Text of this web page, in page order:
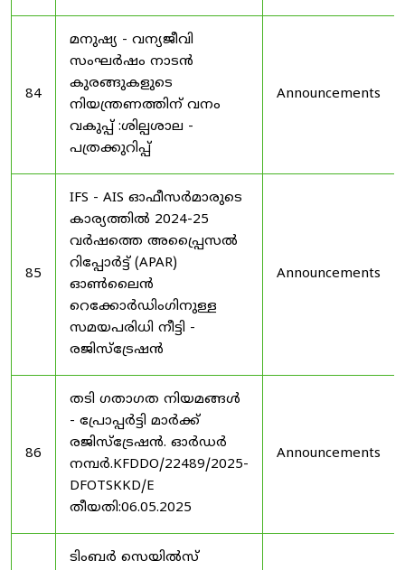
84
മനുഷ്യ - വന്യജീവി
സംഘർഷം നാടൻ
കുരങ്ങുകളുടെ
നിയന്ത്രണത്തിന് വനം
വകുപ്പ് :ശില്പശാല -
പത്രക്കുറിപ്പ്
Announcements
85
IFS - AIS ഓഫീസർമാരുടെ
കാര്യത്തിൽ 2024-25
വർഷത്തെ അപ്പ്രൈസൽ
റിപ്പോർട്ട് (APAR)
ഓൺലൈൻ
റെക്കോർഡിംഗിനുള്ള
സമയപരിധി നീട്ടി -
രജിസ്ട്രേഷൻ
Announcements
86
തടി ഗതാഗത നിയമങ്ങൾ
- പ്രോപ്പർട്ടി മാർക്ക്
രജിസ്ട്രേഷൻ. ഓർഡർ
നമ്പർ.KFDDO/22489/2025-
DFOTSKKD/E
തീയതി:06.05.2025
Announcements
ടിംബർ സെയിൽസ്